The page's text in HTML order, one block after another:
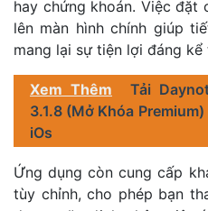
hay chứng khoán. Việc đặt
lên màn hình chính giúp
mang lại sự tiện lợi đáng
Xem Thêm
Tải
3.1.8 (Mở Khóa
iOs
Ứng dụng còn cung cấp
tùy chỉnh, cho phép bạn